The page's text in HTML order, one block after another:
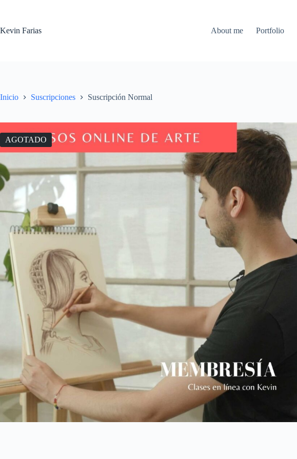
Kevin Farias
About me Portfolio
Inicio Suscripciones Suscripción Normal
AGOTADO